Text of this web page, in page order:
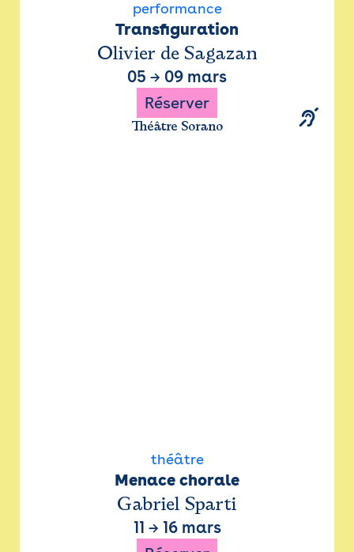
performance
Transfiguration
Olivier de Sagazan
05 → 09 mars
Réserver
Théâtre Sorano
théâtre
Menace chorale
Gabriel Sparti
11 → 16 mars